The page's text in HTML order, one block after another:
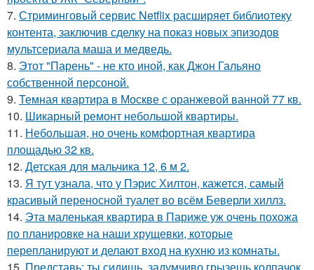
7. Стриминговый сервис Netflix расширяет библиотеку
контента, заключив сделку на показ новых эпизодов
мультсериала маша и медведь.
8. Этот "Парень" - не кто иной, как Джон Гальяно
собственной персоной.
9. Темная квартира в Москве с оранжевой ванной 77 кв.
10. Шикарный ремонт небольшой квартиры.
11. Небольшая, но очень комфортная квартира
площадью 32 кв.
12. Детская для мальчика 12, 6 м 2.
13. Я тут узнала, что у Пэрис Хилтон, кажется, самый
красивый переносной туалет во всём Беверли хиллз.
14. Эта маленькая квартира в Париже уж очень похожа
по планировке на наши хрущевки, которые
перепланируют и делают вход на кухню из комнаты.